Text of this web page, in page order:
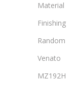
Material
Finishing
Random
Venato
MZ192H